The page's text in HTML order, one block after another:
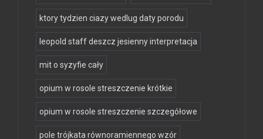
ktory tydzien ciazy wedlug daty porodu
leopold staff deszcz jesienny interpretacja
mit o syzyfie cały
opium w rosole streszczenie krótkie
opium w rosole streszczenie szczegółowe
pole trójkata równoramiennego wzór